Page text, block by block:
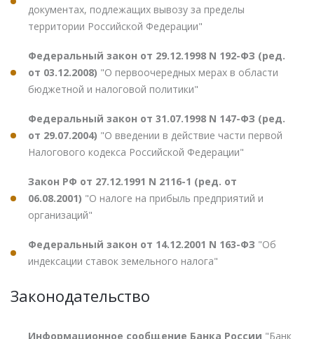
документах, подлежащих вывозу за пределы
территории Российской Федерации"
Федеральный закон от 29.12.1998 N 192-ФЗ (ред.
от 03.12.2008) "О первоочередных мерах в области
бюджетной и налоговой политики"
Федеральный закон от 31.07.1998 N 147-ФЗ (ред.
от 29.07.2004) "О введении в действие части первой
Налогового кодекса Российской Федерации"
Закон РФ от 27.12.1991 N 2116-1 (ред. от
06.08.2001) "О налоге на прибыль предприятий и
организаций"
Федеральный закон от 14.12.2001 N 163-ФЗ "Об
индексации ставок земельного налога"
Законодательство
Информационное сообщение Банка России "Банк